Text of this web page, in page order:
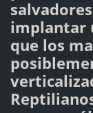
implantar
que los